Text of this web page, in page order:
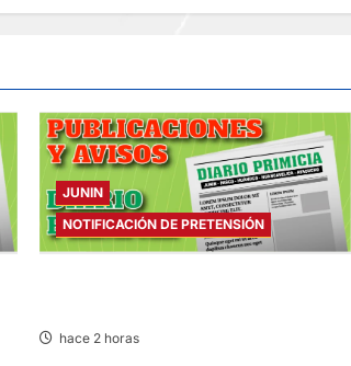
JUNIN
NOTIFICACIÓN DE PRETENSIÓN
hace 2 horas